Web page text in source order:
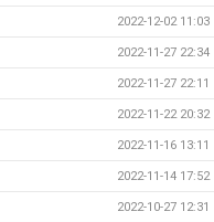
2022-12-02 11:03
2022-11-27 22:34
2022-11-27 22:11
2022-11-22 20:32
2022-11-16 13:11
2022-11-14 17:52
2022-10-27 12:31